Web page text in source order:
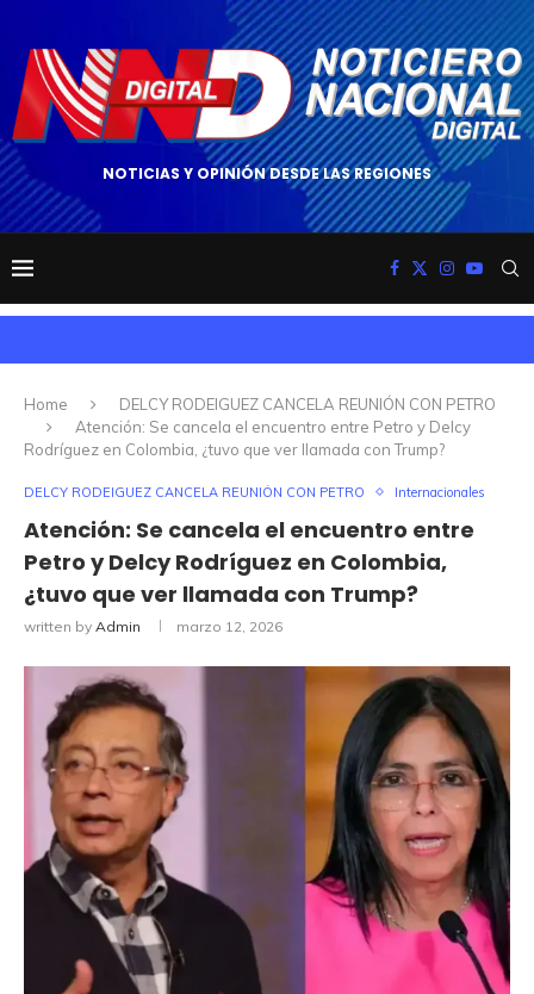
NOTICIAS Y OPINIÓN DESDE LAS REGIONES
Home
DELCY RODEIGUEZ CANCELA REUNIÓN CON PETRO
Atención: Se cancela el encuentro entre Petro y Delcy
Rodríguez en Colombia, ¿tuvo que ver llamada con Trump?
DELCY RODEIGUEZ CANCELA REUNIÓN CON PETRO Internacionales
Atención: Se cancela el encuentro entre
Petro y Delcy Rodríguez en Colombia,
¿tuvo que ver llamada con Trump?
written by Admin marzo 12, 2026